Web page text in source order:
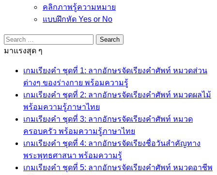
คลิกภาพรู้ความหมาย
แบบฝึกหัด Yes or No
Search
for:
มาแรงสุด ๆ
เกมเรียงคำ ชุดที่ 1: ลากอักษรจัดเรียงคำศัพท์ หมวดส่วน
ต่างๆ ของร่างกาย พร้อมความรู้
เกมเรียงคำ ชุดที่ 2: ลากอักษรจัดเรียงคำศัพท์ หมวดผลไม้
พร้อมความรู้ภาษาไทย
เกมเรียงคำ ชุดที่ 3: ลากอักษรจัดเรียงคำศัพท์ หมวด
ครอบครัว พร้อมความรู้ภาษาไทย
เกมเรียงคำ ชุดที่ 4: ลากอักษรจัดเรียงชื่อวันสำคัญทาง
พระพุทธศาสนา พร้อมความรู้
เกมเรียงคำ ชุดที่ 5: ลากอักษรจัดเรียงคำศัพท์ หมวดอาชีพ